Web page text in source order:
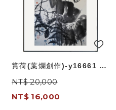
賞荷(葉爛創作)-y16661 畫
作系列-國畫
NT$ 20,000
NT$ 16,000